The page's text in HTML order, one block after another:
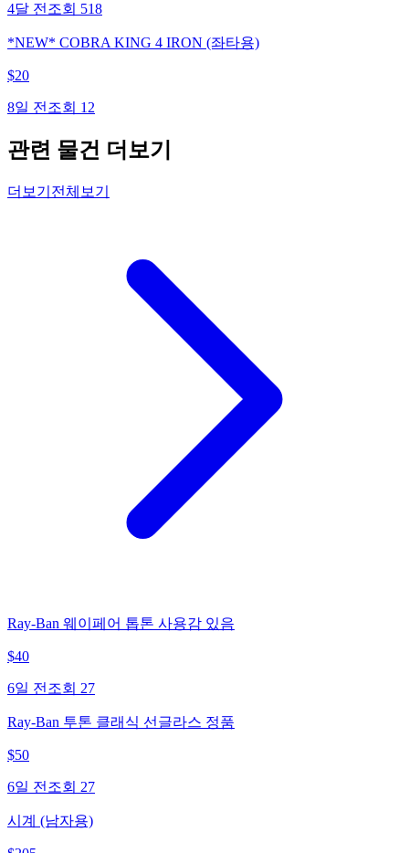
4달 전 조회 518
*NEW* COBRA KING 4 IRON (좌타용)
$20
8일 전 조회 12
관련 물건 더보기
더보기 전체보기
Ray-Ban 웨이페어 톱톤 사용감 있음
$40
6일 전 조회 27
Ray-Ban 투톤 클래식 선글라스 정품
$50
6일 전 조회 27
시계 (남자용)